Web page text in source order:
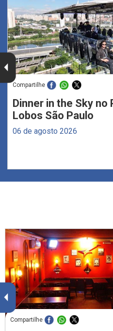
Compartilhe
Dinner in the Sky no
Lobos São Paulo
06 de agosto 2026
Compartilhe